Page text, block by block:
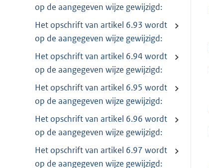
op de aangegeven wijze gewijzigd:
Het opschrift van artikel 6.93 wordt
op de aangegeven wijze gewijzigd:
Het opschrift van artikel 6.94 wordt
op de aangegeven wijze gewijzigd:
Het opschrift van artikel 6.95 wordt
op de aangegeven wijze gewijzigd:
Het opschrift van artikel 6.96 wordt
op de aangegeven wijze gewijzigd:
Het opschrift van artikel 6.97 wordt
op de aangegeven wijze gewijzigd: